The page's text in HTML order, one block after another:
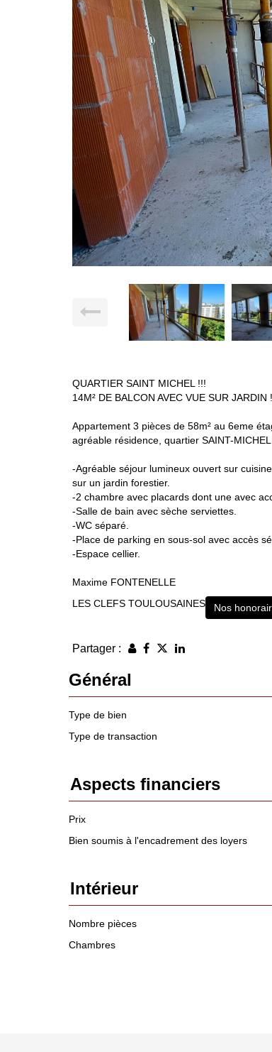
QUARTIER SAINT MICHEL !!!
14M² DE BALCON AVEC VUE SUR JARDIN
Appartement 3 pièces de 58m² au 6eme
agréable résidence, quartier SAINT-
-Agréable séjour lumineux ouvert sur
sur un jardin forestier.
-2 chambre avec placards dont une avec
-Salle de bain avec sèche serviettes.
-WC séparé.
-Place de parking en sous-sol avec accès
-Espace cellier.
Maxime FONTENELLE
LES CLEFS TOULOUSAINES
Nos
Partager :
Général
Type de bien
Type de transaction
Aspects financiers
Prix
Bien soumis à l'encadrement des loyers
Intérieur
Nombre pièces
Chambres